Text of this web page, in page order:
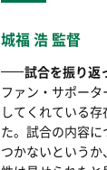
城福 浩 監督
試合を振り返
ファン・サポー
してくれている
た。試合の内容
つかないという